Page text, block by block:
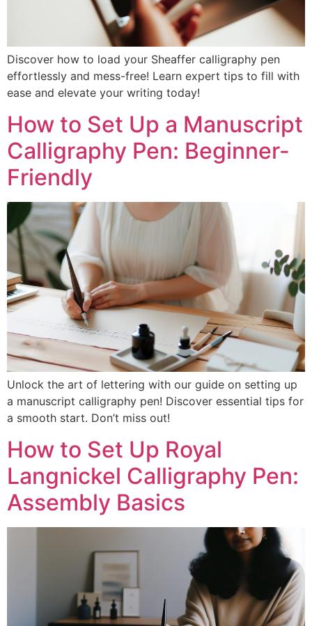
Discover how to load your Sheaffer calligraphy pen
effortlessly and mess-free! Learn expert tips to fill with
ease and elevate your writing today!
How to Set Up a Manuscript
Calligraphy Pen: Beginner-
Friendly
Unlock the art of lettering with our guide on setting up
a manuscript calligraphy pen! Discover essential tips for
a smooth start. Don’t miss out!
How to Set Up Royal
Langnickel Calligraphy Pen:
Assembly Basics